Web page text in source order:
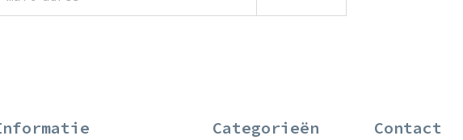
Categorieën Contact